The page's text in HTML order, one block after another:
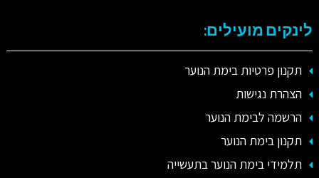
לינקים מועילים:
תקנון פרטיות בימת הנוער
הצהרת נגישות
הרשמה לבימת הנוער
תקנון בימת הנוער
תלמידי בימת הנוער בתעשייה